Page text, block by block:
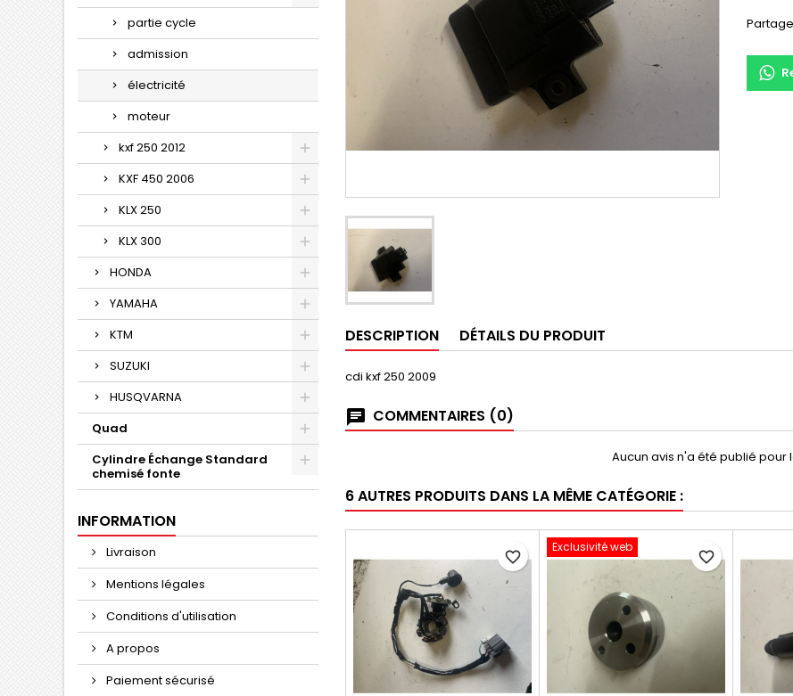
partie cycle
admission
électricité
moteur
kxf 250 2012
KXF 450 2006
KLX 250
KLX 300
HONDA
YAMAHA
KTM
SUZUKI
HUSQVARNA
Quad
Cylindre Échange Standard
chemisé fonte
INFORMATION
Livraison
Mentions légales
Conditions d'utilisation
A propos
Paiement sécurisé
DESCRIPTION DÉTAILS DU PRODUIT
cdi kxf 250 2009
COMMENTAIRES (0)
Aucun avis n'a été publié pour
6 AUTRES PRODUITS DANS LA MÊME CATÉGORIE :
favorite_border
Exclusivité web
favorite_border